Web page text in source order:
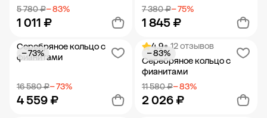
5 780 ₽− 83%
1 011 ₽
Добавить в корзину
7 380 ₽− 75%
1 845 ₽
Добавить в корзину
Серебряное кольцо с
фианитами
16 580 ₽− 73%
4 559 ₽
− 73%
4.9• 12 отзывов
Серебряное кольцо с
фианитами
11 580 ₽− 83%
2 026 ₽
− 83%